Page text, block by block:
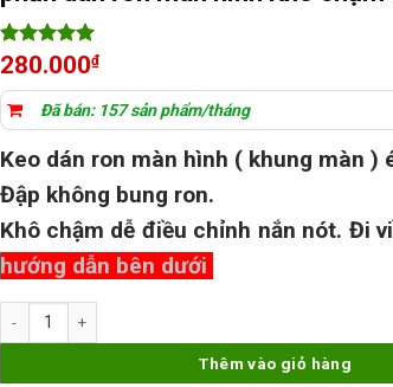
5trên 5
dựa trên
4
đánh giá
280.000₫
Đã bán: 157 sản phẩm/tháng
Keo dán ron màn hình ( khung màn )
Đập không bung ron.
Khô chậm dễ điều chỉnh nắn nót. Đi
hướng dẫn bên dưới
Keo lạnh siêu cứng LX-6619A keo 2 thành phần dán ron
Thêm vào giỏ hàng